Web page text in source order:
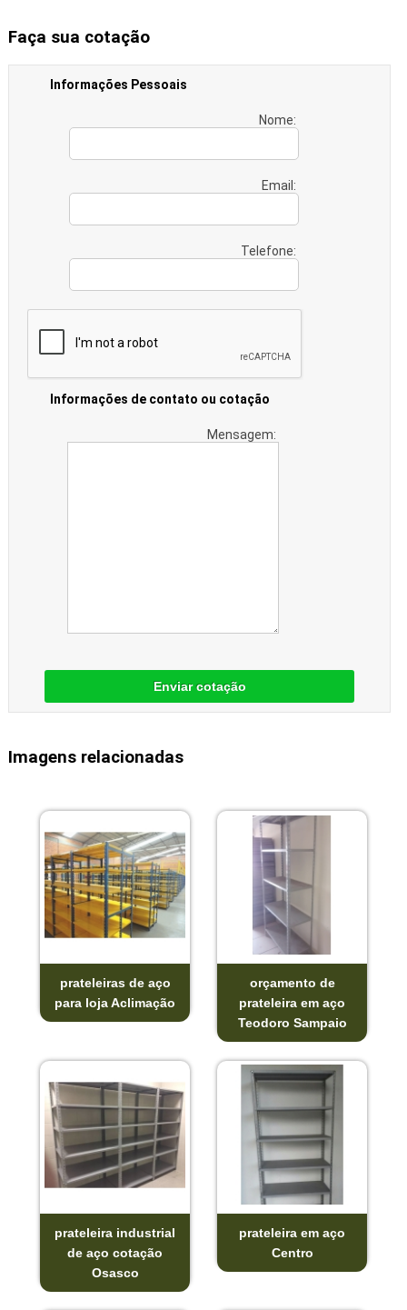
Faça sua cotação
Informações Pessoais
Nome:
Email:
Telefone:
Informações de contato ou cotação
Mensagem:
Enviar cotação
Imagens relacionadas
prateleiras de aço
para loja Aclimação
orçamento de
prateleira em aço
Teodoro Sampaio
prateleira industrial
de aço cotação
Osasco
prateleira em aço
Centro